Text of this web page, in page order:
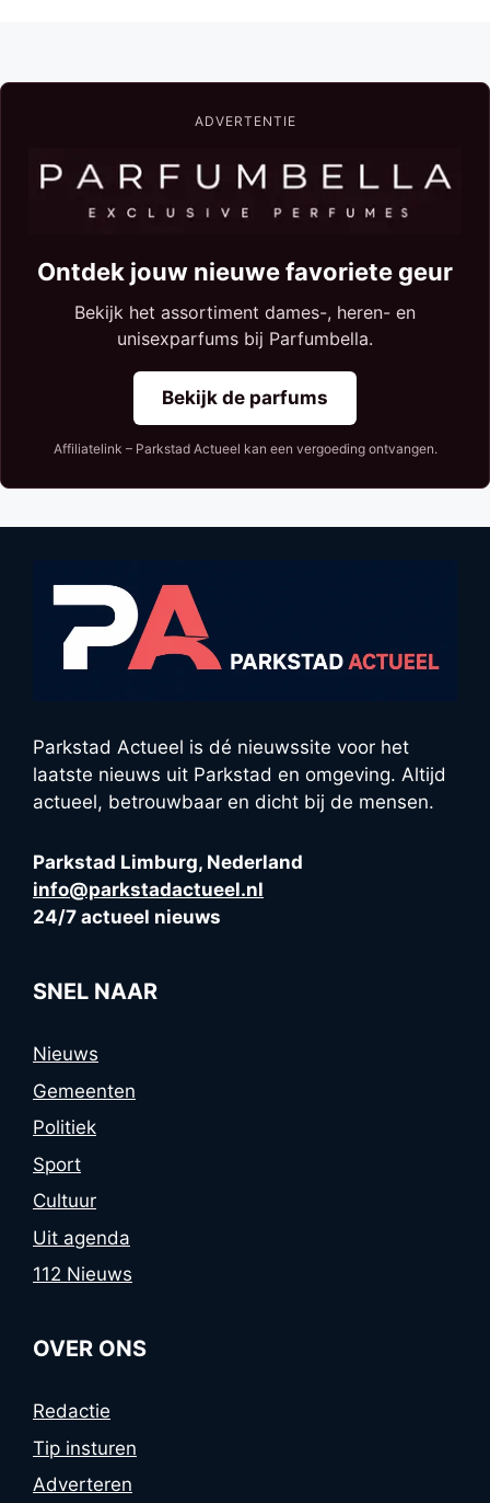
ADVERTENTIE
Ontdek jouw nieuwe favoriete geur
Bekijk het assortiment dames-, heren- en
unisexparfums bij Parfumbella.
Bekijk de parfums
Affiliatelink – Parkstad Actueel kan een vergoeding ontvangen.
Parkstad Actueel is dé nieuwssite voor het
laatste nieuws uit Parkstad en omgeving. Altijd
actueel, betrouwbaar en dicht bij de mensen.
Parkstad Limburg, Nederland
info@parkstadactueel.nl
24/7 actueel nieuws
SNEL NAAR
Nieuws
Gemeenten
Politiek
Sport
Cultuur
Uit agenda
112 Nieuws
OVER ONS
Redactie
Tip insturen
Adverteren